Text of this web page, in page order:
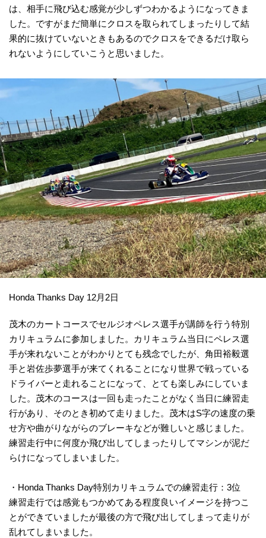
は、相手に飛び込む感覚が少しずつわかるようになってきま
した。ですがまだ簡単にクロスを取られてしまったりして結
果的に抜けていないときもあるのでクロスをできるだけ取ら
れないようにしていこうと思いました。
Honda Thanks Day 12月2日
茂木のカートコースでセルジオペレス選手が講師を行う特別
カリキュラムに参加しました。カリキュラム当日にペレス選
手が来れないことがわかりとても残念でしたが、角田裕毅選
手と岩佐歩夢選手が来てくれることになり世界で戦っている
ドライバーと走れることになって、とても楽しみにしていま
した。茂木のコースは一回も走ったことがなく当日に練習走
行があり、そのとき初めて走りました。茂木はS字の速度の乗
せ方や曲がりながらのブレーキなどが難しいと感じました。
練習走行中に何度か飛び出してしまったりしてマシンが泥だ
らけになってしまいました。
・Honda Thanks Day特別カリキュラムでの練習走行：3位
練習走行では感覚もつかめてある程度良いイメージを持つこ
とができていましたが最後の方で飛び出してしまって走りが
乱れてしまいました。